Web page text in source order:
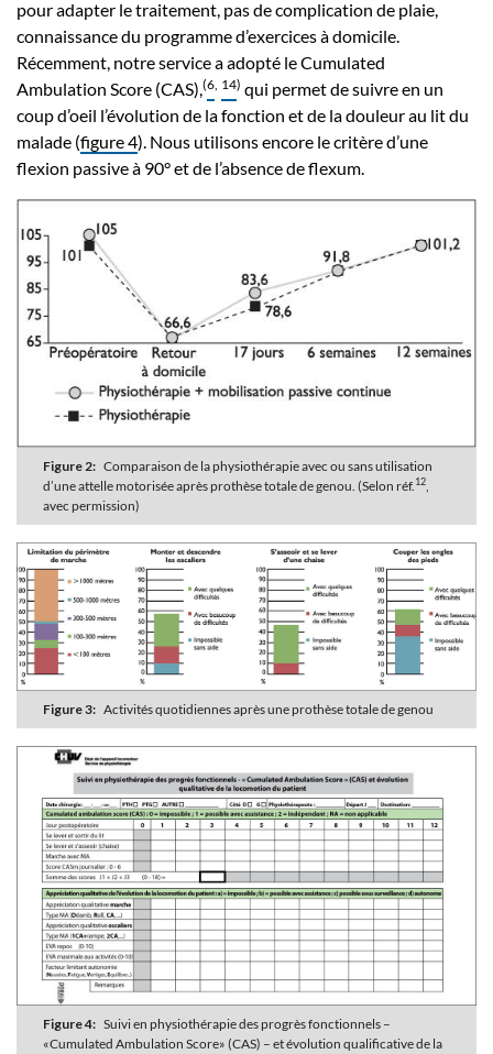
pour adapter le traitement, pas de complication de plaie,
connaissance du programme d’exercices à domicile.
Récemment, notre service a adopté le Cumulated
Ambulation Score (CAS), (6 14) qui permet de suivre en un
coup d’oeil l’évolution de la fonction et de la douleur au lit du
malade (figure 4). Nous utilisons encore le critère d’une
flexion passive à 90° et de l’absence de flexum.
Figure 2: Comparaison de la physiothérapie avec ou sans utilisation
d’une attelle motorisée après prothèse totale de genou. (Selon réf. 12
avec permission)
Figure 3: Activités quotidiennes après une prothèse totale de genou
Figure 4: Suivi en physiothérapie des progrès fonctionnels –
«Cumulated Ambulation Score» (CAS) – et évolution qualificative de la